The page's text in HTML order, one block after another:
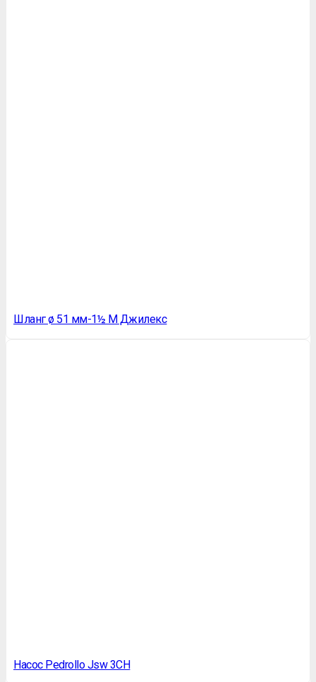
Шланг ø 51 мм-1½ М Джилекс
Насос Pedrollo Jsw 3CH